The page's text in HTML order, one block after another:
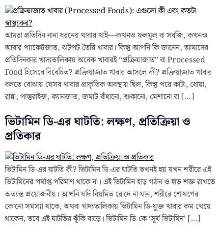
আমরা প্রতিদিন নানা ধরনের খাবার খাই—কখনও ফলমূল বা সবজি, কখনও
আবার প্যাকেটজাত, ঝটপট তৈরি খাবার। কিন্তু আপনি কি জানেন, আমাদের
প্রতিদিনকার খাদ্যতালিকায় অনেক খাবারই “প্রক্রিয়াজাত” বা Processed
Food হিসেবে বিবেচিত? প্রক্রিয়াজাত খাবার আসলে কী? প্রক্রিয়াজাত খাবার
বলতে বোঝায় যেসব খাবার প্রাকৃতিক অবস্থায় ছিল, কিন্তু পরে কাটা, ধোয়া,
রান্না, পাস্তুরাইজ, ক্যানজাত, জমাট বাঁধানো, শুকানো, মেশানো বা […]
ভিটামিন ডি-এর ঘাটতি: লক্ষণ, প্রতিক্রিয়া ও
প্রতিকার
ভিটামিন ডি-এর ঘাটতি কী? ভিটামিন ডি-এর ঘাটতি তখনই হয় যখন শরীরে এই
ভিটামিনের পর্যাপ্ত পরিমাণ থাকে না। এই ভিটামিন হাড় গঠন ও হাড় শক্ত রাখতে
অত্যন্ত প্রয়োজনীয়। আপনি যদি নিয়মিত রোদে না যান, শরীরে শোষণের
কোনো সমস্যা থাকে, অথবা খাদ্যতালিকায় ভিটামিন ডি-যুক্ত খাবার কম খেয়ে
থাকেন, তবে এই ঘাটতির ঝুঁকি বাড়ে। ভিটামিন ডি-কে ‘সূর্য ভিটামিন’ […]